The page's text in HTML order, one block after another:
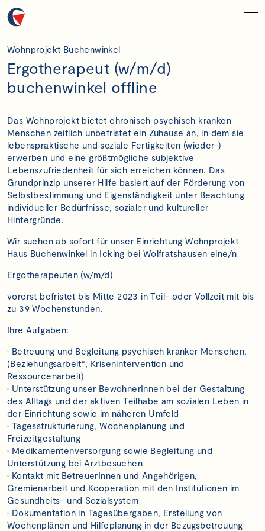
Wohnprojekt Buchenwinkel
Ergotherapeut (w/m/d)
buchenwinkel offline
Das Wohnprojekt bietet chronisch psychisch kranken
Menschen zeitlich unbefristet ein Zuhause an, in dem sie
lebenspraktische und soziale Fertigkeiten (wieder-)
erwerben und eine größtmögliche subjektive
Lebenszufriedenheit für sich erreichen können. Das
Grundprinzip unserer Hilfe basiert auf der Förderung von
Selbstbestimmung und Eigenständigkeit unter Beachtung
individueller Bedürfnisse, sozialer und kultureller
Hintergründe.
Wir suchen ab sofort für unser Einrichtung Wohnprojekt
Haus Buchenwinkel in Icking bei Wolfratshausen eine/n
Ergotherapeuten (w/m/d)
vorerst befristet bis Mitte 2023 in Teil- oder Vollzeit mit bis
zu 39 Wochenstunden.
Ihre Aufgaben:
• Betreuung und Begleitung psychisch kranker Menschen,
(Beziehungsarbeit“, Krisenintervention und
Ressourcenarbeit)
• Unterstützung unser BewohnerInnen bei der Gestaltung
des Alltags und der aktiven Teilhabe am sozialen Leben in
der Einrichtung sowie im näheren Umfeld
• Tagesstrukturierung, Wochenplanung und
Freizeitgestaltung
• Medikamentenversorgung sowie Begleitung und
Unterstützung bei Arztbesuchen
• Kontakt mit BetreuerInnen und Angehörigen,
Gremienarbeit und Kooperation mit den Institutionen im
Gesundheits- und Sozialsystem
• Dokumentation in Tagesübergaben, Erstellung von
Wochenplänen und Hilfeplanung in der Bezugsbetreuung